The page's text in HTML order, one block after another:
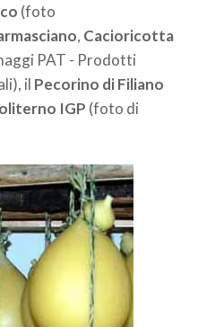
(foto
, Cacioricotta
PAT - Prodotti
il Pecorino di Filiano
IGP (foto di